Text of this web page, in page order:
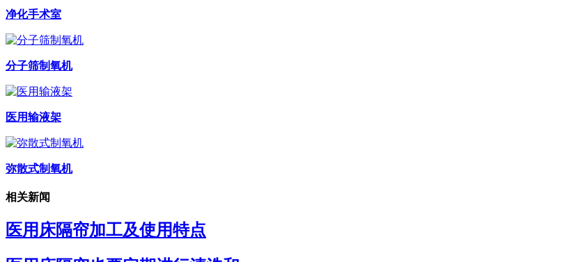
净化手术室
分子筛制氧机
医用输液架
弥散式制氧机
相关新闻
医用床隔帘加工及使用特点